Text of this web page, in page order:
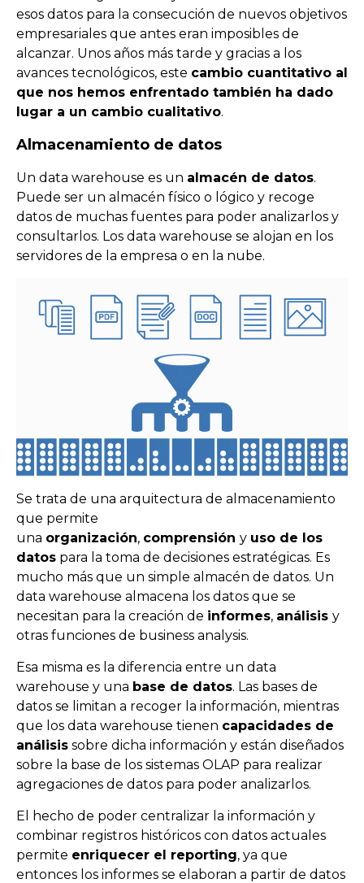
esos datos para la consecución de nuevos objetivos
empresariales que antes eran imposibles de
alcanzar. Unos años más tarde y gracias a los
avances tecnológicos, este cambio cuantitativo al
que nos hemos enfrentado también ha dado
lugar a un cambio cualitativo.
Almacenamiento de datos
Un data warehouse es un almacén de datos.
Puede ser un almacén físico o lógico y recoge
datos de muchas fuentes para poder analizarlos y
consultarlos. Los data warehouse se alojan en los
servidores de la empresa o en la nube.
Se trata de una arquitectura de almacenamiento
que permite
una organización, comprensión y uso de los
datos para la toma de decisiones estratégicas. Es
mucho más que un simple almacén de datos. Un
data warehouse almacena los datos que se
necesitan para la creación de informes, análisis y
otras funciones de business analysis.
Esa misma es la diferencia entre un data
warehouse y una base de datos. Las bases de
datos se limitan a recoger la información, mientras
que los data warehouse tienen capacidades de
análisis sobre dicha información y están diseñados
sobre la base de los sistemas OLAP para realizar
agregaciones de datos para poder analizarlos.
El hecho de poder centralizar la información y
combinar registros históricos con datos actuales
permite enriquecer el reporting, ya que
entonces los informes se elaboran a partir de datos